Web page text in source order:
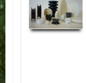
Culturelles